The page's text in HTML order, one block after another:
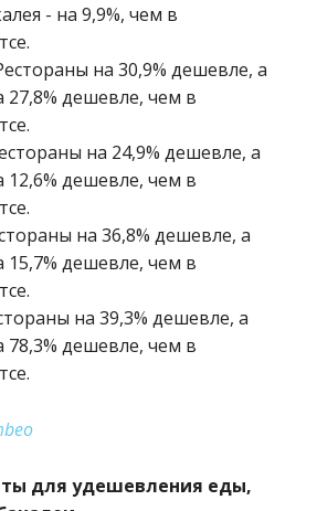
- на 9,9%, чем в
на 30,9% дешевле, а
27,8% дешевле, чем в
на 24,9% дешевле, а
12,6% дешевле, чем в
на 36,8% дешевле, а
15,7% дешевле, чем в
на 39,3% дешевле, а
78,3% дешевле, чем в
для удешевления еды,